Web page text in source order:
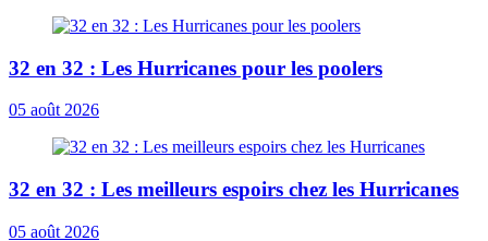
32 en 32 : Les Hurricanes pour les poolers
05 août 2026
32 en 32 : Les meilleurs espoirs chez les Hurricanes
05 août 2026